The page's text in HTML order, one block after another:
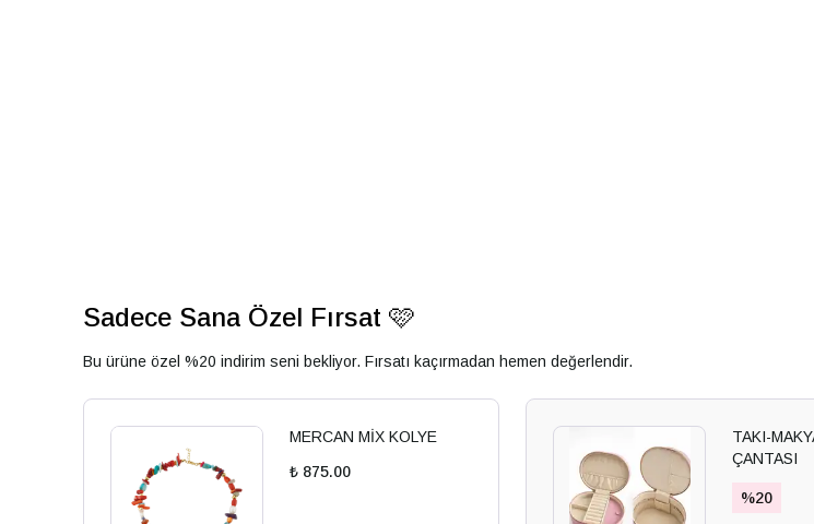
Sadece Sana Özel Fırsat 🩷
Bu ürüne özel %20 indirim seni bekliyor. Fırsatı kaçırmadan hemen değerlendir.
MERCAN MİX KOLYE
₺ 875.00
TAKI-
ÇANTASI
%20